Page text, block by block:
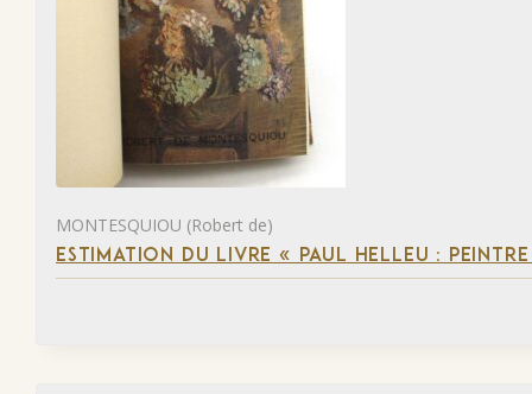
MONTESQUIOU (Robert de)
ESTIMATION DU LIVRE « PAUL HELLEU :